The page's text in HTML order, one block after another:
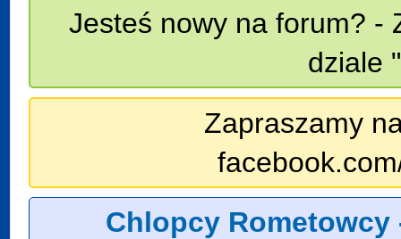
Jesteś nowy na forum? -
dziale
Zapraszamy
Chlopcy Rometowcy